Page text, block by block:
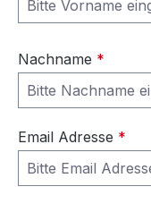
Nachname *
Email Adresse *